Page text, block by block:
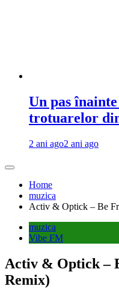
Un pas
trotuarelor
2 ani ago2 ani ago
Home
muzica
Activ & Optick – Be
muzica
Vibe FM
Activ & Optick –
Remix)